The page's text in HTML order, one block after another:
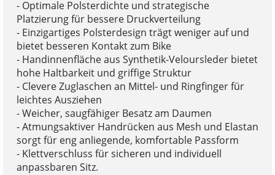
- Optimale Polsterdichte und strategische
Platzierung für bessere Druckverteilung
- Einzigartiges Polsterdesign trägt weniger auf und
bietet besseren Kontakt zum Bike
- Handinnenfläche aus Synthetik-Veloursleder bietet
hohe Haltbarkeit und griffige Struktur
- Clevere Zuglaschen an Mittel- und Ringfinger für
leichtes Ausziehen
- Weicher, saugfähiger Besatz am Daumen
- Atmungsaktiver Handrücken aus Mesh und Elastan
sorgt für eng anliegende, komfortable Passform
- Klettverschluss für sicheren und individuell
anpassbaren Sitz.